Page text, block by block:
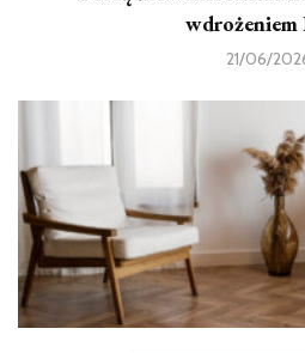
wdrożeniem
21/06/